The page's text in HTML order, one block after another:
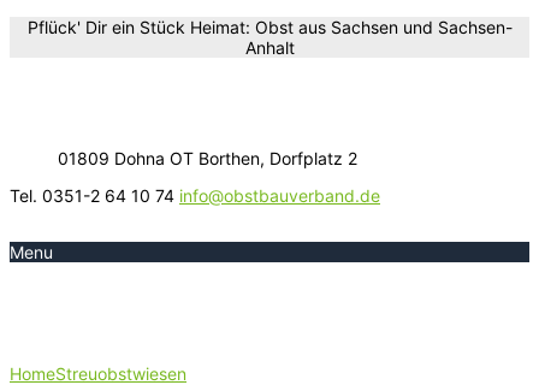
Pflück' Dir ein Stück Heimat: Obst aus Sachsen und Sachsen-
Anhalt
01809 Dohna OT Borthen, Dorfplatz 2
Tel. 0351-2 64 10 74 info@obstbauverband.de
Menu
HomeStreuobstwiesen